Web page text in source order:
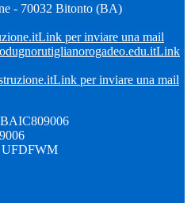
- 70032 Bitonto (BA)
Link per inviare una mail
Link
Link per inviare una mail
UFDFWM